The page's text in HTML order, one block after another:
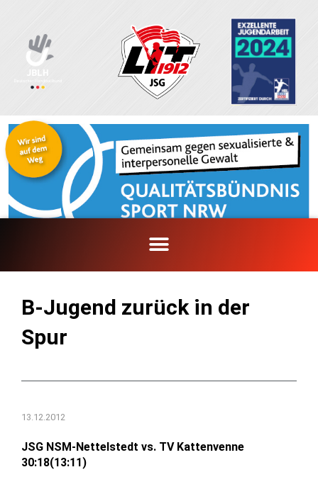
springen
B-Jugend zurück in der
Spur
13.12.2012
JSG NSM-Nettelstedt vs. TV Kattenvenne
30:18(13:11)